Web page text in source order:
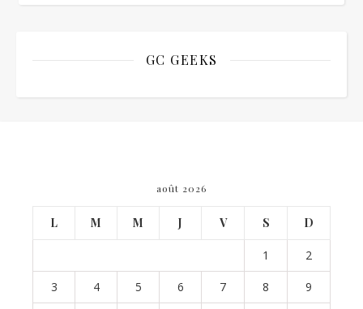
GC GEEKS
août 2026
L M M J V S D
1 2
3 4 5 6 7 8 9